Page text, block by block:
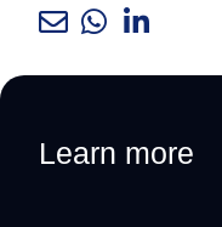
Learn more